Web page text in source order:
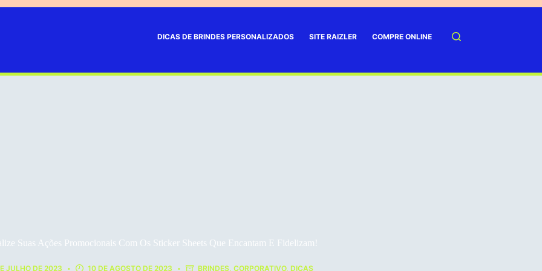
DICAS DE BRINDES PERSONALIZADOS SITE RAIZLER COMPRE ONLINE
Suas Ações Promocionais Com Os Sticker Sheets Que Encantam E Fidelizam!
JULHO DE 2023 10 DE AGOSTO DE 2023 BRINDES,CORPORATIVO,DICAS